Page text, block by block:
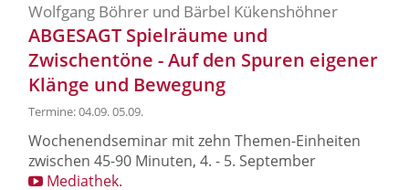
Wolfgang Böhrer und Bärbel Kükenshöhner
ABGESAGT Spielräume und
Zwischentöne - Auf den Spuren eigener
Klänge und Bewegung
Termine: 04.09. 05.09.
Wochenendseminar mit zehn Themen-Einheiten
zwischen 45-90 Minuten, 4. - 5. September
Mediathek.